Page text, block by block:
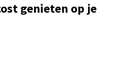
genieten op je